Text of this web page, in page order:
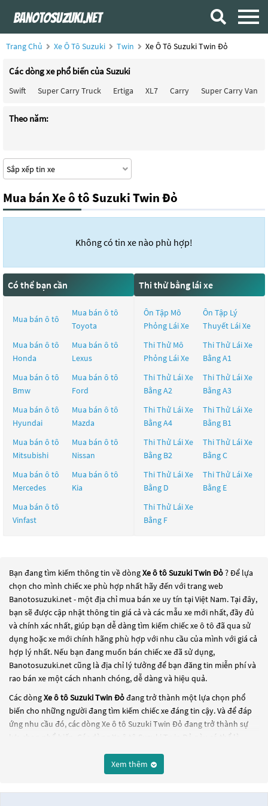
Trang Chủ Xe Ô Tô Suzuki Twin Xe Ô Tô Suzuki Twin Đỏ
Các dòng xe phổ biến của Suzuki
Swift Super Carry Truck Ertiga XL7 Carry Super Carry Van
Theo năm:
Mua bán Xe ô tô Suzuki Twin Đỏ
Không có tin xe nào phù hợp!
Có thể bạn cần
Mua bán ô tô
Mua bán ô tô
Toyota
Mua bán ô tô
Honda
Mua bán ô tô
Lexus
Mua bán ô tô
Bmw
Mua bán ô tô
Ford
Mua bán ô tô
Hyundai
Mua bán ô tô
Mazda
Mua bán ô tô
Mitsubishi
Mua bán ô tô
Nissan
Mua bán ô tô
Mercedes
Mua bán ô tô
Kia
Mua bán ô tô
Vinfast
Thi thử bằng lái xe
Ôn Tập Mô
Phỏng Lái Xe
Ôn Tập Lý
Thuyết Lái Xe
Thi Thử Mô
Phỏng Lái Xe
Thi Thử Lái Xe
Bằng A1
Thi Thử Lái Xe
Bằng A2
Thi Thử Lái Xe
Bằng A3
Thi Thử Lái Xe
Bằng A4
Thi Thử Lái Xe
Bằng B1
Thi Thử Lái Xe
Bằng B2
Thi Thử Lái Xe
Bằng C
Thi Thử Lái Xe
Bằng D
Thi Thử Lái Xe
Bằng E
Thi Thử Lái Xe
Bằng F
Bạn đang tìm kiếm thông tin về dòngXe ô tô Suzuki Twin Đỏ? Để lựa
chọn cho mình chiếc xe phù hợp nhất hãy đến với trang web
Banotosuzuki.net - một địa chỉ mua bán xe uy tín tại Việt Nam. Tại đây,
bạn sẽ được cập nhật thông tin giá cả và các mẫu xe mới nhất, đầy đủ
và chính xác nhất, giúp bạn dễ dàng tìm kiếm chiếc xe ô tô đã qua sử
dụng hoặc xe mới chính hãng phù hợp với nhu cầu của mình với giá cả
hợp lý nhất. Nếu bạn đang muốn bán chiếc xe đã sử dụng,
Banotosuzuki.net cũng là địa chỉ lý tưởng để bạn đăng tin miễn phí và
rao bán xe một cách nhanh chóng, dễ dàng và hiệu quả.
Các dòngXe ô tô Suzuki Twin Đỏđang trở thành một lựa chọn phổ
biến cho những người đang tìm kiếm chiếc xe đáng tin cậy. Và để đáp
ứng nhu cầu đó, các dòngXe ô tô Suzuki Twin Đỏ đang trở thành sự
lựa chọn phổ biến. Các dòng
Xe ô tô Suzuki Twin Đỏ
này có thể là
thiết kế hiện đại và công nghệ tiên tiến. Các dòng
này đều được kiểm tra và bảo dưỡng kỹ lưỡng để đảm bảo chất
lượng và hiệu suất tốt nhất. Nếu bạn đang tìm kiếm một chiếc xe, hãy
Xem thêm